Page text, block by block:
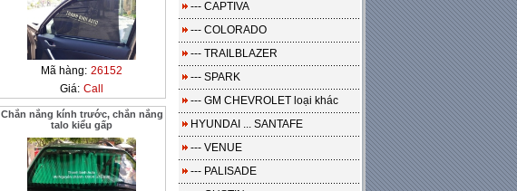
Mã hàng: 26152
Giá: Call
Chắn nắng kính trước, chắn nắng
talo kiểu gấp
--- CAPTIVA
--- COLORADO
--- TRAILBLAZER
--- SPARK
--- GM CHEVROLET loại khác
HYUNDAI ... SANTAFE
--- VENUE
--- PALISADE